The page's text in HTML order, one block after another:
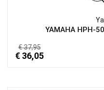
YAMAHA HPH-
€ 37,95
€ 36,05